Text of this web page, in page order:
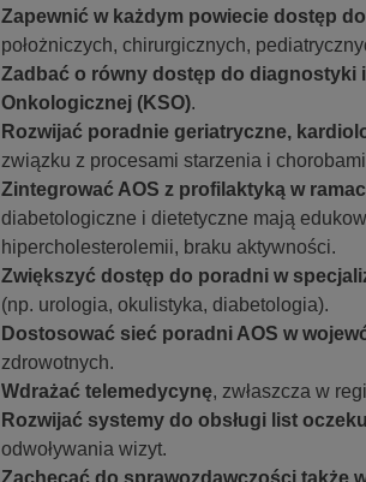
Zapewnić w każdym powiecie dostęp
położniczych, chirurgicznych,
Zadbać o równy dostęp do diagnostyki
Onkologicznej (KSO).
Rozwijać poradnie geriatryczne,
związku z procesami starzenia i
Zintegrować AOS z profilaktyką w
diabetologiczne i dietetyczne mają
hipercholesterolemii, braku aktywności.
Zwiększyć dostęp do poradni w
(np. urologia, okulistyka, diabetologia).
Dostosować sieć poradni AOS w
zdrowotnych.
Wdrażać telemedycynę, zwłaszcza w
Rozwijać systemy do obsługi list
odwoływania wizyt.
Zachęcać do sprawozdawczości także